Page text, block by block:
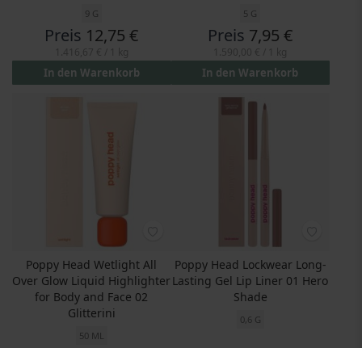
9 G
Preis 12,75 €
In den Warenkorb
5 G
Preis 7,95 €
In den Warenkorb
Poppy Head Wetlight All
Over Glow Liquid Highlighter
for Body and Face 02
Glitterini
50 ML
Poppy Head Lockwear Long-
Lasting Gel Lip Liner 01 Hero
Shade
0,6 G